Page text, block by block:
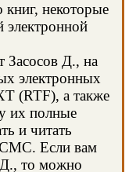
книг, некоторые
электронной
Засосов Д., на
электронных
(RTF), а также
их полные
и читать
СМС. Если вам
Д., то можно